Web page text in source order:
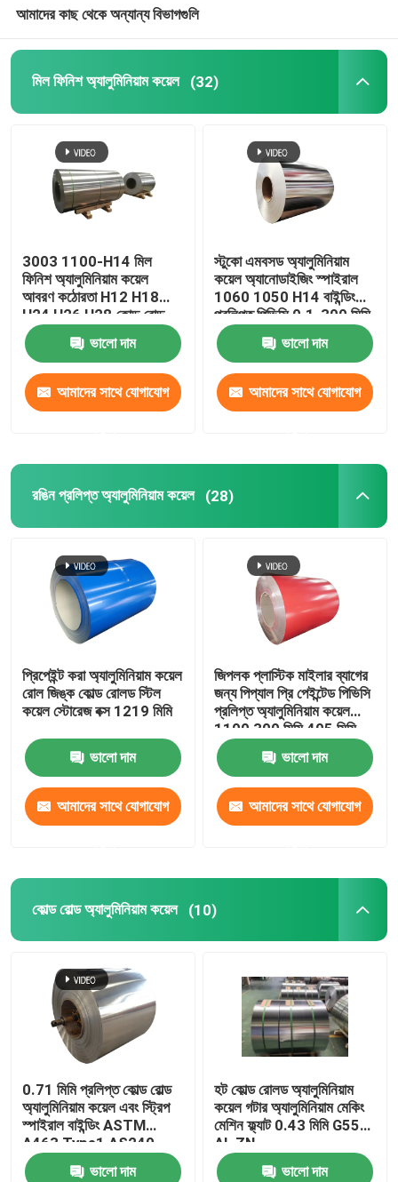
আমাদের কাছ থেকে অন্যান্য বিভাগগুলি
মিল ফিনিশ অ্যালুমিনিয়াম কয়েল (32)
3003 1100-H14 মিল
ফিনিশ অ্যালুমিনিয়াম কয়েল
আবরণ কঠোরতা H12 H18
H24 H26 H28 কোল্ড রোল্ড
0.027
ভালো দাম
আমাদের সাথে যোগাযোগ
স্টুকো এমবসড অ্যালুমিনিয়াম
কয়েল অ্যানোডাইজিং স্পাইরাল
1060 1050 H14 বাইন্ডিং
প্রলিপ্ত পিভিসি 0.1-300 মিমি
ভালো দাম
আমাদের সাথে যোগাযোগ
রঙিন প্রলিপ্ত অ্যালুমিনিয়াম কয়েল (28)
প্রিপেইন্ট করা অ্যালুমিনিয়াম কয়েল
রোল জিঙ্ক কোল্ড রোলড স্টিল
কয়েল স্টোরেজ বক্স 1219 মিমি
ভালো দাম
আমাদের সাথে যোগাযোগ
জিপলক প্লাস্টিক মাইলার ব্যাগের
জন্য পিপ্যাল ​​প্রি পেইন্টেড পিভিসি
প্রলিপ্ত অ্যালুমিনিয়াম কয়েল
1100 300 মিমি 405 মিমি
505 মিমি
ভালো দাম
আমাদের সাথে যোগাযোগ
কোল্ড রোল্ড অ্যালুমিনিয়াম কয়েল (10)
0.71 মিমি প্রলিপ্ত কোল্ড রোল্ড
অ্যালুমিনিয়াম কয়েল এবং স্ট্রিপ
স্পাইরাল বাইন্ডিং ASTM
A463 Type1 AS240-
300
ভালো দাম
হট কোল্ড রোলড অ্যালুমিনিয়াম
কয়েল গটার অ্যালুমিনিয়াম মেকিং
মেশিন ফ্ল্যাট 0.43 মিমি G550
AL ZN
ভালো দাম